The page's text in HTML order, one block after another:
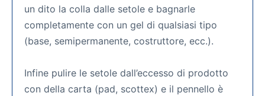
un dito la colla dalle setole e bagnarle
completamente con un gel di qualsiasi tipo
(base, semipermanente, costruttore, ecc.).
Infine pulire le setole dall’eccesso di prodotto
con della carta (pad, scottex) e il pennello è